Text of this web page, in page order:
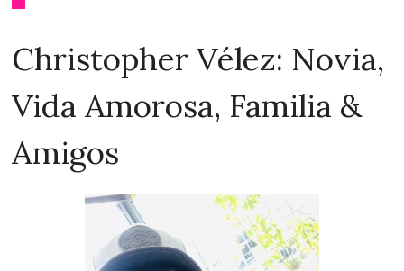
Christopher Vélez: Novia,
Vida Amorosa, Familia &
Amigos